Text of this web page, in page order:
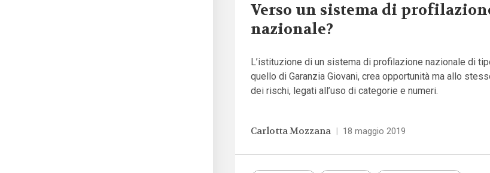
Verso un sistema di
nazionale?
L’istituzione di un sistema di profilazione nazionale di
quello di Garanzia Giovani, crea opportunità ma allo
dei rischi, legati all’uso di categorie e numeri.
Carlotta Mozzana | 18 maggio 2019